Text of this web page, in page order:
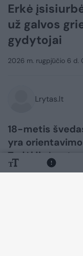
Erkė
už galvos
gydytojai
2026 m. rugpjūčio 6 d.
Lrytas.lt
18-metis
yra
Todėl jis
parazitų.